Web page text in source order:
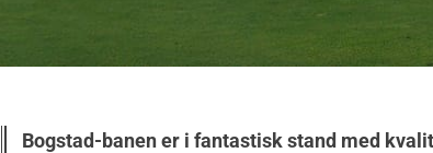
Bogstad-banen er i fantastisk stand med